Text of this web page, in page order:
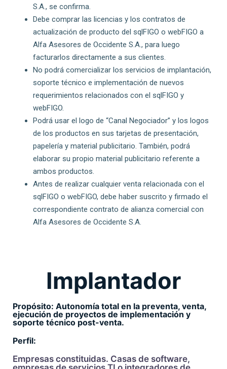
S.A., se confirma.
Debe comprar las licencias y los contratos de
actualización de producto del sqlFIGO o webFIGO a
Alfa Asesores de Occidente S.A., para luego
facturarlos directamente a sus clientes.
No podrá comercializar los servicios de implantación,
soporte técnico e implementación de nuevos
requerimientos relacionados con el sqlFIGO y
webFIGO.
Podrá usar el logo de “Canal Negociador” y los logos
de los productos en sus tarjetas de presentación,
papelería y material publicitario. También, podrá
elaborar su propio material publicitario referente a
ambos productos.
Antes de realizar cualquier venta relacionada con el
sqlFIGO o webFIGO, debe haber suscrito y firmado el
correspondiente contrato de alianza comercial con
Alfa Asesores de Occidente S.A.
Implantador
Propósito: Autonomía total en la preventa, venta,
ejecución de proyectos de implementación y
soporte técnico post-venta.
Perfil:
Empresas constituidas. Casas de software,